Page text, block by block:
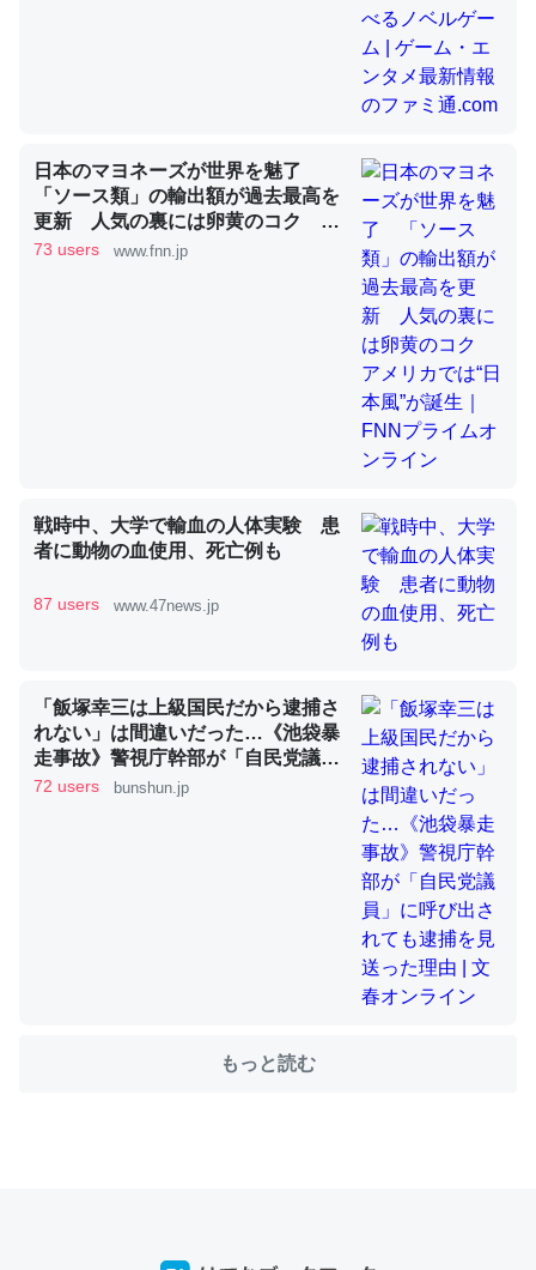
利だから両方が拮抗してるのでは」とあって面白い。海に
いる鋏角類（カブトガニ・ウミグモ）はカルシウムを使わ
ずキチンを強化してる筈だが、酵素が違うのか？
─ニュース :: 【研究発表】昆虫学の大問題＝「昆虫はなぜ海にいな
これを元に考えるとカルシウムを大量に使う脊椎動物と貝
類は苦労してるんだな…。腹足類だと殻を無くしてナメク
─ニュース :: 【研究発表】昆虫学の大問題＝「昆虫はなぜ海にいな
ウチもEchoを実家に置いて４年。でたまに覗いてる。ぼ
ちぼちRingも置こうかと画策中。あと、Googleマップで
位置情報を共有してる。電池残量や充電中かが分かるので
ちょうど同じ理由でEcho Show 8を設定中でした。Prime
とかSpotifyを支払う孝行もできる。一生で親と会える残
り時間を日数にすると1週間とかの人が多いそうだけど、
それを実質100倍以上に伸ばす効果があるはず……
─たまにLINEするくらいだった遠方の父67歳と僕。ITツール導入で
コミュニケーションが劇的に変化した｜tayorini by LIFULL介護
日本のマヨネーズが世界を魅了
「ソース類」の輸出額が過去最高を
更新 人気の裏には卵黄のコク ア
メリカでは“日本風”が誕生｜FNNプ
73 users www.fnn.jp
戦時中、大学で輸血の人体実験 患
者に動物の血使用、死亡例も
87 users www.47news.jp
「飯塚幸三は上級国民だから逮捕さ
れない」は間違いだった…《池袋暴
走事故》警視庁幹部が「自民党議
員」に呼び出されても逮捕を見送っ
72 users bunshun.jp
もっと読む